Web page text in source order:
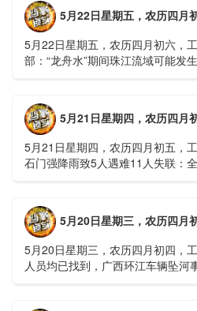
5月22日星期五，农历四月
5月22日星期五，农历四月初六，
部：“龙舟水”期间珠江流域可能发
5月21日星期四，农历四月
5月21日星期四，农历四月初五，
石门强降雨致5人遇难11人失联：
5月20日星期三，农历四月
5月20日星期三，农历四月初四，
人员均已找到，广西环江车辆坠河